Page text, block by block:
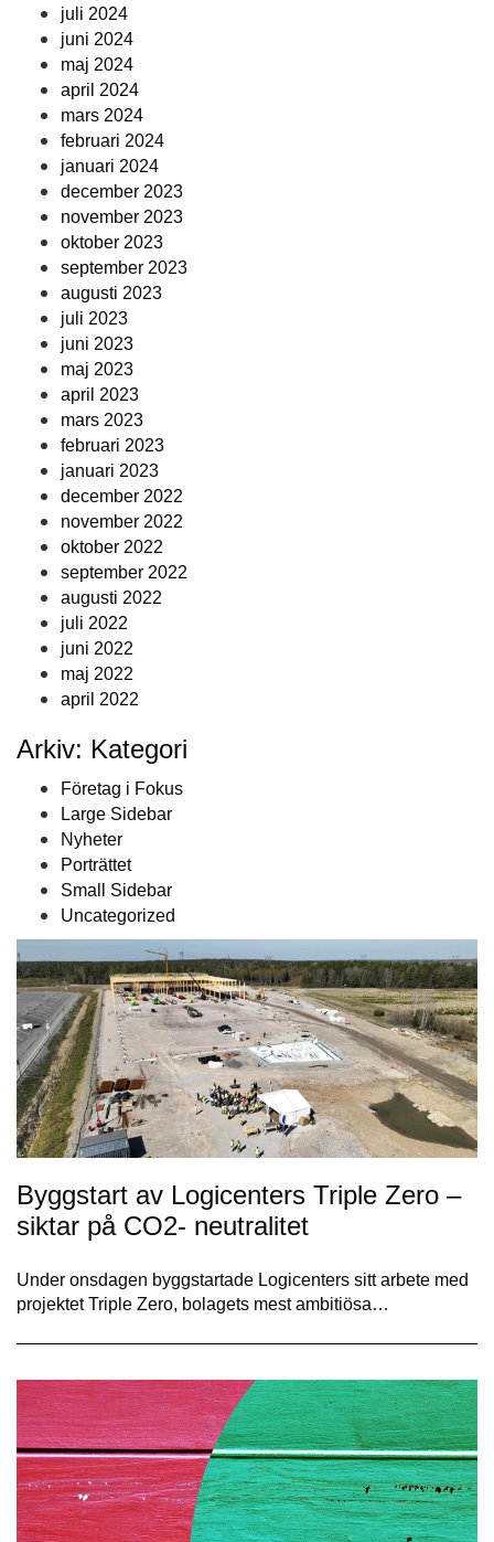
juli 2024
juni 2024
maj 2024
april 2024
mars 2024
februari 2024
januari 2024
december 2023
november 2023
oktober 2023
september 2023
augusti 2023
juli 2023
juni 2023
maj 2023
april 2023
mars 2023
februari 2023
januari 2023
december 2022
november 2022
oktober 2022
september 2022
augusti 2022
juli 2022
juni 2022
maj 2022
april 2022
Arkiv: Kategori
Företag i Fokus
Large Sidebar
Nyheter
Porträttet
Small Sidebar
Uncategorized
Byggstart av Logicenters Triple Zero –
siktar på CO2- neutralitet
Under onsdagen byggstartade Logicenters sitt arbete med
projektet Triple Zero, bolagets mest ambitiösa…